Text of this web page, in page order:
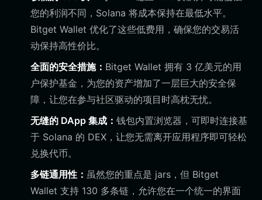
您的利润不同，Solana 将成本保持在最低水平。
Bitget Wallet 优化了这些低费用，确保您的交易活
动保持高性价比。
全面的安全措施： Bitget Wallet 拥有 3 亿美元的用
户保护基金，为您的资产增加了一层巨大的安全保
障，让您在参与社区驱动的项目时高枕无忧。
无缝的 DApp 集成： 钱包内置浏览器，可即时连接基
于 Solana 的 DEX，让您无需离开应用程序即可轻松
兑换代币。
多链通用性： 虽然您的重点是 jars，但 Bitget
Wallet 支持 130 多条链，允许您在一个统一的界面